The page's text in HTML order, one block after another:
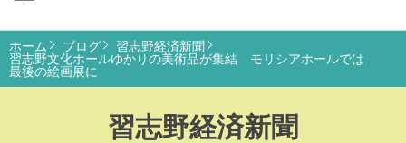
習志野経済新聞
ホーム ブログ
習志野経済新聞
習志野文化ホールゆかりの美術品が集結 モリシアホールでは
最後の絵画展に